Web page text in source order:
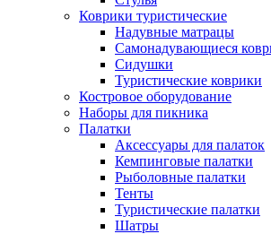
Коврики туристические
Надувные матрацы
Самонадувающиеся
Сидушки
Туристические коврики
Костровое оборудование
Наборы для пикника
Палатки
Аксессуары для палаток
Кемпинговые палатки
Рыболовные палатки
Тенты
Туристические палатки
Шатры